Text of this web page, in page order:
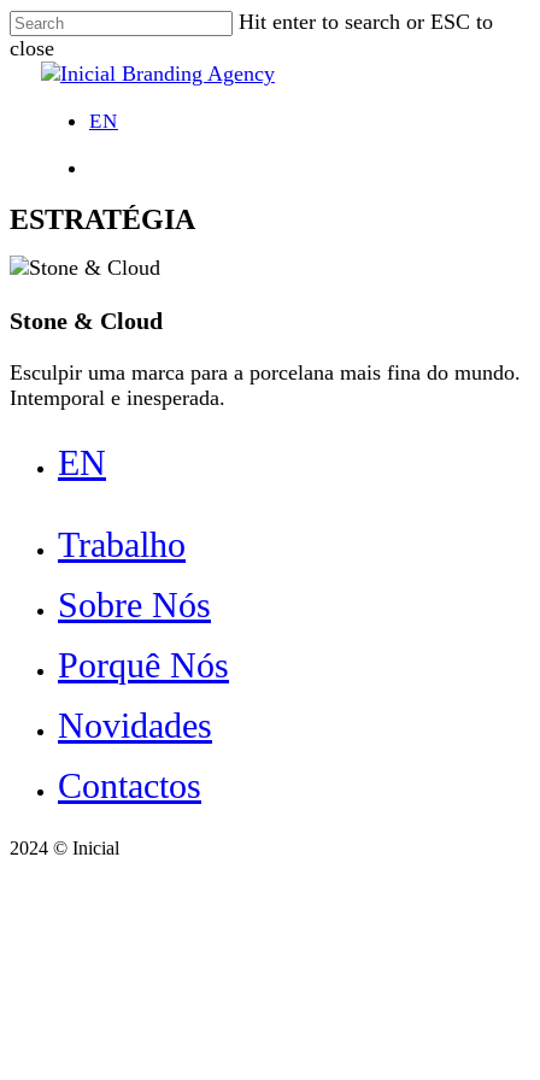
Skip
to
main
Hit enter to search or ESC to
close
Close
EN
ESTRATÉGIA
Stone & Cloud
Esculpir uma marca para a porcelana mais fina do mundo.
Intemporal e inesperada.
MenuEN
Trabalho
Sobre Nós
Porquê Nós
Novidades
Contactos
2024 © Inicial